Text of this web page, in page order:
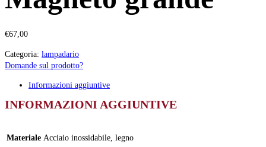
€67,00
Categoria: lampadario
Domande sul prodotto?
Informazioni aggiuntive
INFORMAZIONI AGGIUNTIVE
Materiale Acciaio inossidabile, legno